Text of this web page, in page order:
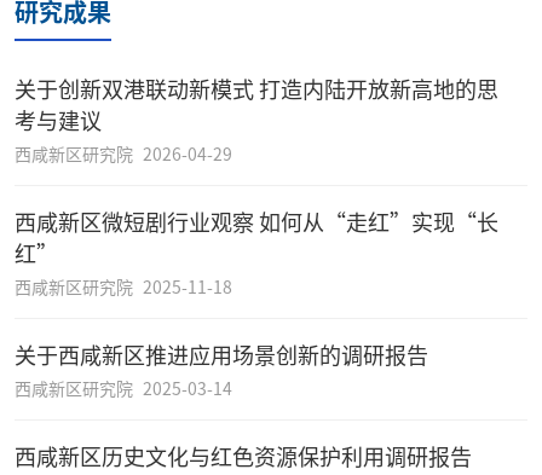
研究成果
关于创新双港联动新模式 打造内陆开放新高地的思
考与建议
西咸新区研究院 2026-04-29
西咸新区微短剧行业观察 如何从“走红”实现“长
红”
西咸新区研究院 2025-11-18
关于西咸新区推进应用场景创新的调研报告
西咸新区研究院 2025-03-14
西咸新区历史文化与红色资源保护利用调研报告